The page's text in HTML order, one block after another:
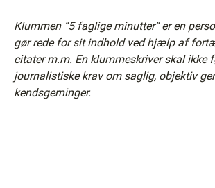
Klummen ”5 faglige minutter” er en
gør rede for sit indhold ved hjælp af
citater m.m. En klummeskriver skal ikke
journalistiske krav om saglig, objektiv
kendsgerninger.